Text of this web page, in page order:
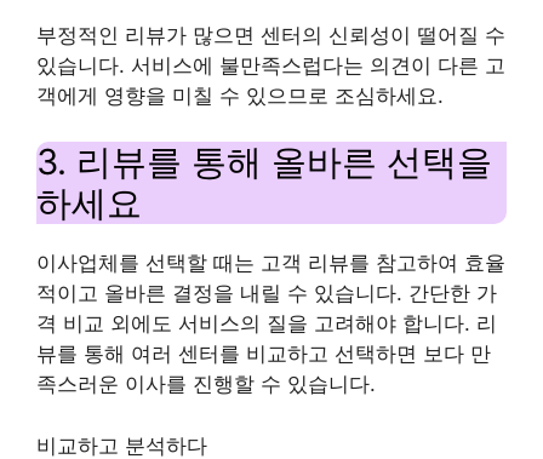
부정적인 리뷰가 많으면 센터의 신뢰성이 떨어질 수
있습니다. 서비스에 불만족스럽다는 의견이 다른 고
객에게 영향을 미칠 수 있으므로 조심하세요.
3. 리뷰를 통해 올바른 선택을
하세요
이사업체를 선택할 때는 고객 리뷰를 참고하여 효율
적이고 올바른 결정을 내릴 수 있습니다. 간단한 가
격 비교 외에도 서비스의 질을 고려해야 합니다. 리
뷰를 통해 여러 센터를 비교하고 선택하면 보다 만
족스러운 이사를 진행할 수 있습니다.
비교하고 분석하다